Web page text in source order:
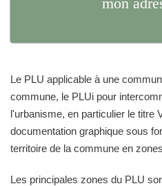
Le PLU applicable à une
commune, le PLUi pour
l'urbanisme, en particulier le titre
documentation graphique sous
territoire de la commune en
Les principales zones du PLU